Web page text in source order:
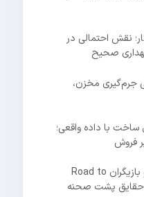
نقش احتمالی در
صحیح
جرم‌گیری مخزن،
با داده واقعی؛
فروش
سریال قصه‌های جزیره؛ داستان و بازیگران Road to